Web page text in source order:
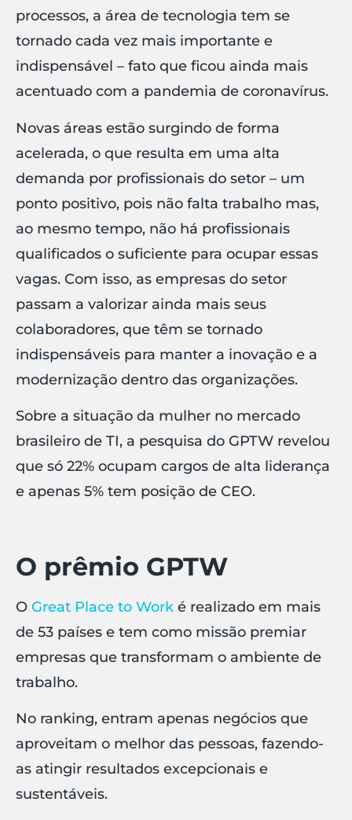
processos, a área de tecnologia tem se
tornado cada vez mais importante e
indispensável – fato que ficou ainda mais
acentuado com a pandemia de coronavírus.
Novas áreas estão surgindo de forma
acelerada, o que resulta em uma alta
demanda por profissionais do setor – um
ponto positivo, pois não falta trabalho mas,
ao mesmo tempo, não há profissionais
qualificados o suficiente para ocupar essas
vagas. Com isso, as empresas do setor
passam a valorizar ainda mais seus
colaboradores, que têm se tornado
indispensáveis para manter a inovação e a
modernização dentro das organizações.
Sobre a situação da mulher no mercado
brasileiro de TI, a pesquisa do GPTW revelou
que só 22% ocupam cargos de alta liderança
e apenas 5% tem posição de CEO.
O prêmio GPTW
O Great Place to Work é realizado em mais
de 53 países e tem como missão premiar
empresas que transformam o ambiente de
trabalho.
No ranking, entram apenas negócios que
aproveitam o melhor das pessoas, fazendo-
as atingir resultados excepcionais e
sustentáveis.